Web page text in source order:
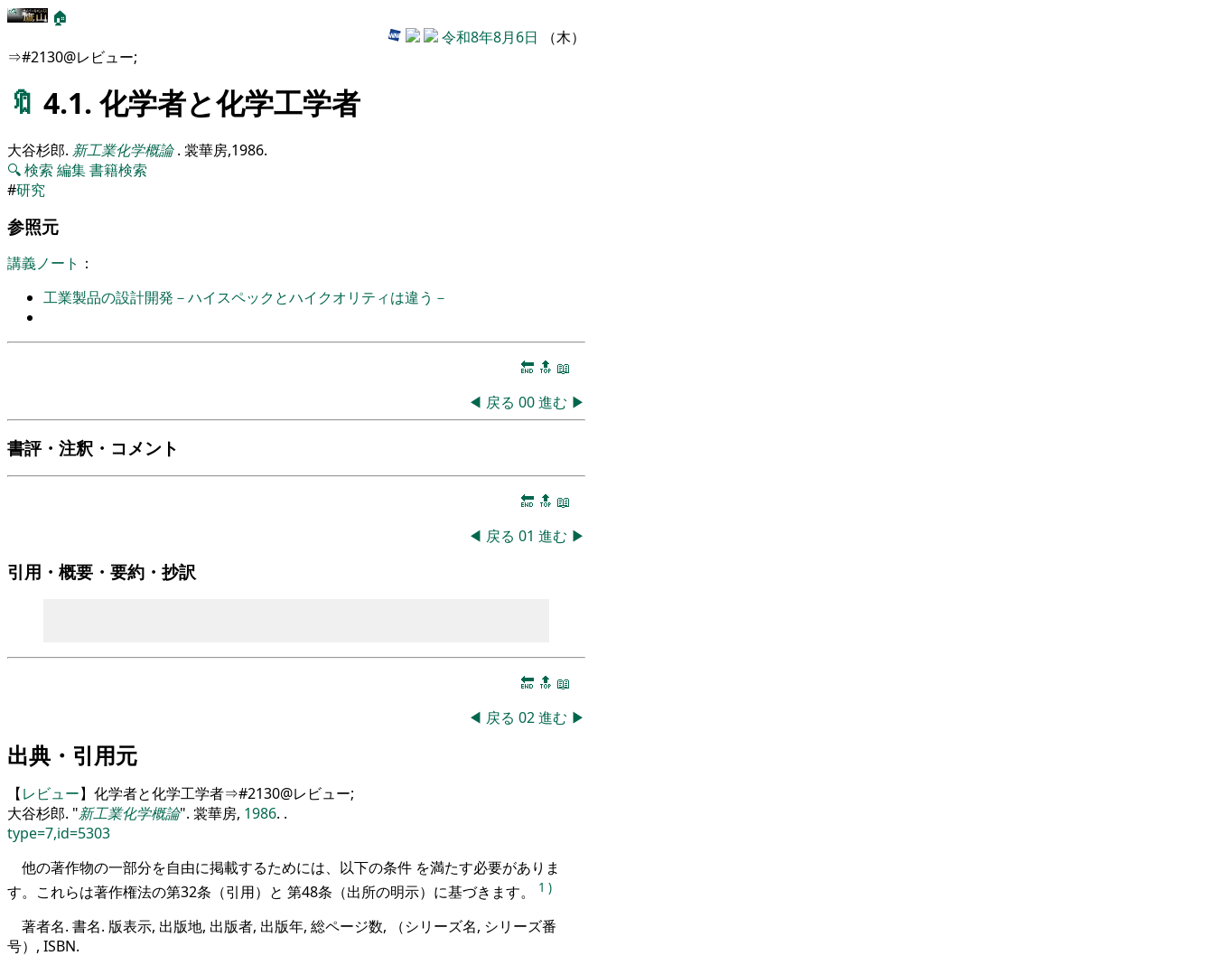
🏠
令和8年8月6日 （木）
⇒#2130@レビュー;
🔖 4.1. 化学者と化学工学者
大谷杉郎. 新工業化学概論 . 裳華房,1986.
🔍検索 編集書籍検索
#研究
参照元
講義ノート ：
工業製品の設計開発－ハイスペックとハイクオリティは違う－
🔚 🔝 📖
◀ 戻る 00進む ▶
書評・注釈・コメント
🔚 🔝 📖
◀ 戻る 01 進む ▶
引用・概要・要約・抄訳
🔚 🔝 📖
◀ 戻る 02進む ▶
出典・引用元
【レビュー】化学者と化学工学者⇒#2130@レビュー;
大谷杉郎. 新工業化学概論 . 裳華房, 1986. .
type=7,id=5303
他の著作物の一部分を自由に掲載するためには、以下の条件 を満たす必要がありま
す。これらは著作権法の第32条（引用）と 第48条（出所の明示）に基づきます。
1 )
著者名. 書名. 版表示, 出版地, 出版者, 出版年, 総ページ数, （シリーズ名, シリーズ番
号）, ISBN.